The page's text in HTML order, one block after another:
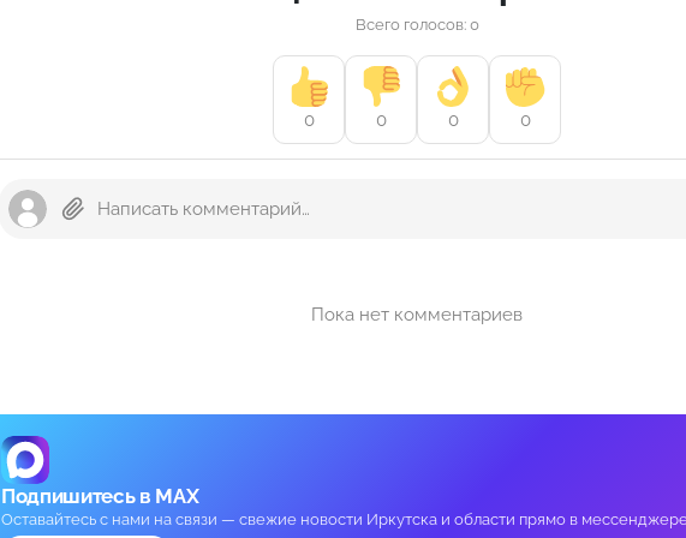
Всего голосов: 0
0 0 0 0
Пока нет комментариев
Подпишитесь в MAX
Оставайтесь с нами на связи — свежие новости Иркутска и области прямо в